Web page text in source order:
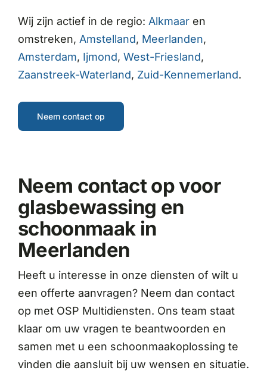
Wij zijn actief in de regio: Alkmaaren
omstreken, Amstelland, Meerlanden,
Amsterdam, Ijmond, West-Friesland,
Zaanstreek-Waterland, Zuid-Kennemerland.
Neem contact op
Neem contact op voor
glasbewassing en
schoonmaak in
Meerlanden
Heeft u interesse in onze diensten of wilt u
een offerte aanvragen? Neem dan contact
op met OSP Multidiensten. Ons team staat
klaar om uw vragen te beantwoorden en
samen met u een schoonmaakoplossing te
vinden die aansluit bij uw wensen en situatie.